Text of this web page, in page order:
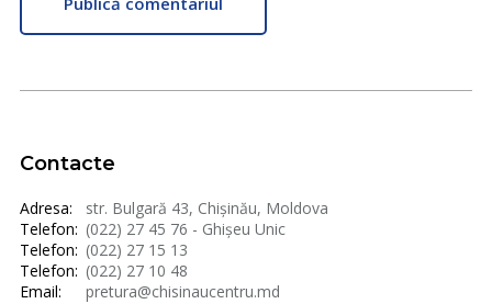
Contacte
Adresa:
str. Bulgară 43, Chișinău, Moldova
Telefon: (022) 27 45 76 - Ghișeu Unic
Telefon: (022) 27 15 13
Telefon: (022) 27 10 48
Email:
pretura@chisinaucentru.md